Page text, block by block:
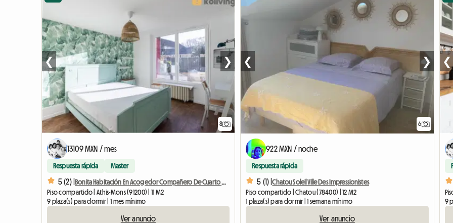
8
❮ ❯
13109 MXN / mes
Respuesta rápida Master
5 (2) |
Bonita Habitación En Acogedor Compañero De Cuarto # 2
Piso compartido | Athis-Mons (91200) | 11 M2
9 plaza(s) para dormir | 1 mes mínimo
Ver anuncio
6
❮ ❯
922 MXN / noche
Respuesta rápida
5 (1) |Chatou Soleil Ville Des Impressionistes
Piso compartido | Chatou (78400) | 12 M2
1 plaza(s) para dormir | 1 semana mínimo
Ver anuncio
❮
9